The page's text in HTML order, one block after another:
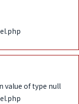
value of type null